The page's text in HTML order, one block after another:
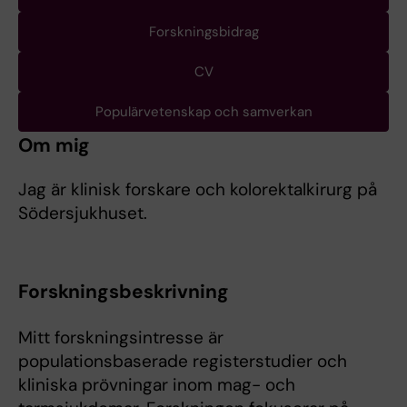
Forskningsbidrag
CV
Populärvetenskap och samverkan
Om mig
Jag är klinisk forskare och kolorektalkirurg på
Södersjukhuset.
Forskningsbeskrivning
Mitt forskningsintresse är
populationsbaserade registerstudier och
kliniska prövningar inom mag- och